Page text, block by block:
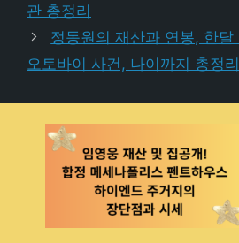
리
관 총정리
정동원의 재산과 연봉, 한
오토바이 사건, 나이까지 총정리